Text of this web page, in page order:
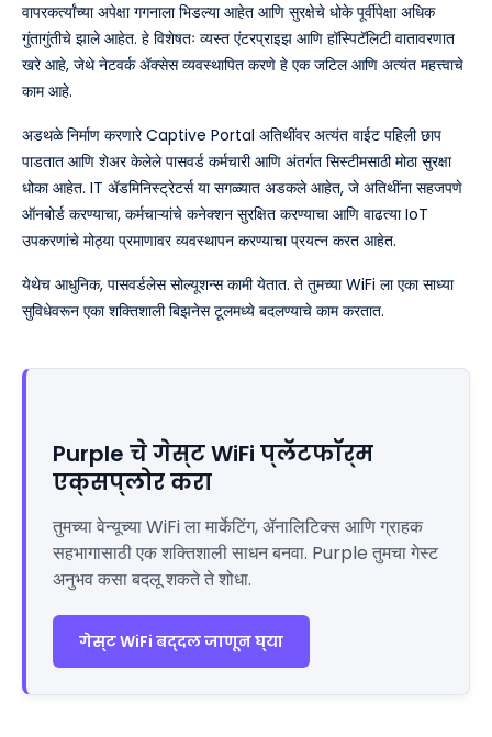
वापरकर्त्यांच्या अपेक्षा गगनाला भिडल्या आहेत आणि सुरक्षेचे धोके पूर्वीपेक्षा अधिक
गुंतागुंतीचे झाले आहेत. हे विशेषतः व्यस्त एंटरप्राइझ आणि हॉस्पिटॅलिटी वातावरणात
खरे आहे, जेथे नेटवर्क ॲक्सेस व्यवस्थापित करणे हे एक जटिल आणि अत्यंत महत्त्वाचे
काम आहे.
अडथळे निर्माण करणारे Captive Portal अतिथींवर अत्यंत वाईट पहिली छाप
पाडतात आणि शेअर केलेले पासवर्ड कर्मचारी आणि अंतर्गत सिस्टीमसाठी मोठा सुरक्षा
धोका आहेत. IT ॲडमिनिस्ट्रेटर्स या सगळ्यात अडकले आहेत, जे अतिथींना सहजपणे
ऑनबोर्ड करण्याचा, कर्मचाऱ्यांचे कनेक्शन सुरक्षित करण्याचा आणि वाढत्या IoT
उपकरणांचे मोठ्या प्रमाणावर व्यवस्थापन करण्याचा प्रयत्न करत आहेत.
येथेच आधुनिक, पासवर्डलेस सोल्यूशन्स कामी येतात. ते तुमच्या WiFi ला एका साध्या
सुविधेवरून एका शक्तिशाली बिझनेस टूलमध्ये बदलण्याचे काम करतात.
Purple चे गेस्ट WiFi प्लॅटफॉर्म
एक्सप्लोर करा
तुमच्या वेन्यूच्या WiFi ला मार्केटिंग, ॲनालिटिक्स आणि ग्राहक
सहभागासाठी एक शक्तिशाली साधन बनवा. Purple तुमचा गेस्ट
अनुभव कसा बदलू शकते ते शोधा.
गेस्ट WiFi बद्दल जाणून घ्या